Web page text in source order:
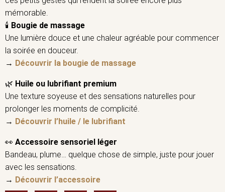
mémorable.
🕯️ Bougie de massage
Une lumière douce et une chaleur agréable pour commencer
la soirée en douceur.
→ Découvrir la bougie de massage
🌿 Huile ou lubrifiant premium
Une texture soyeuse et des sensations naturelles pour
prolonger les moments de complicité.
→ Découvrir l’huile / le lubrifiant
👀 Accessoire sensoriel léger
Bandeau, plume… quelque chose de simple, juste pour jouer
avec les sensations.
→ Découvrir l’accessoire